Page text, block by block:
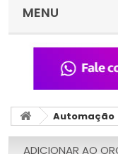
MENU
Automação
ADICIONAR AO